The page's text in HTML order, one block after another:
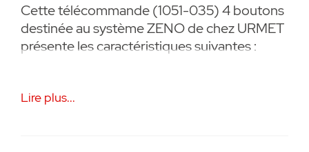
Cette télécommande (1051-035) 4 boutons
destinée au système ZENO de chez URMET
présente les caractéristiques suivantes :
• Mode de communication radio :
bidirectionnel - Fréquence : 868MHz
Lire plus...